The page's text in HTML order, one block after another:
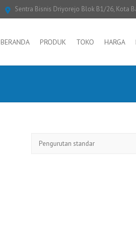
Sentra Bisnis Driyorejo Blok B1/26, Kota
BERANDA PRODUK TOKO HARGA